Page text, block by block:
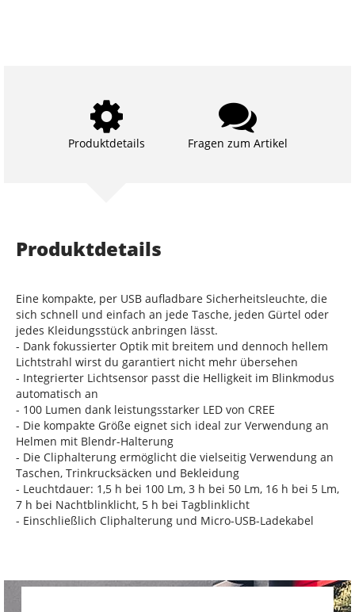
Produktdetails Fragen zum Artikel
Produktdetails
Eine kompakte, per USB aufladbare Sicherheitsleuchte, die
sich schnell und einfach an jede Tasche, jeden Gürtel oder
jedes Kleidungsstück anbringen lässt.
- Dank fokussierter Optik mit breitem und dennoch hellem
Lichtstrahl wirst du garantiert nicht mehr übersehen
- Integrierter Lichtsensor passt die Helligkeit im Blinkmodus
automatisch an
- 100 Lumen dank leistungsstarker LED von CREE
- Die kompakte Größe eignet sich ideal zur Verwendung an
Helmen mit Blendr-Halterung
- Die Cliphalterung ermöglicht die vielseitig Verwendung an
Taschen, Trinkrucksäcken und Bekleidung
- Leuchtdauer: 1,5 h bei 100 Lm, 3 h bei 50 Lm, 16 h bei 5 Lm,
7 h bei Nachtblinklicht, 5 h bei Tagblinklicht
- Einschließlich Cliphalterung und Micro-USB-Ladekabel